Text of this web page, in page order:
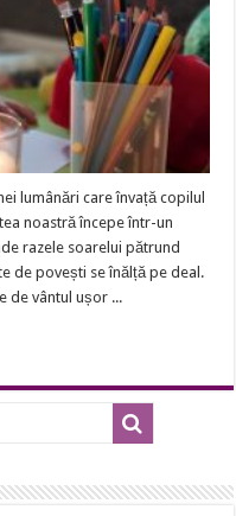
lumânări care învață copilul
noastră începe într-un
razele soarelui pătrund
de povești se înălță pe deal.
de vântul ușor ...